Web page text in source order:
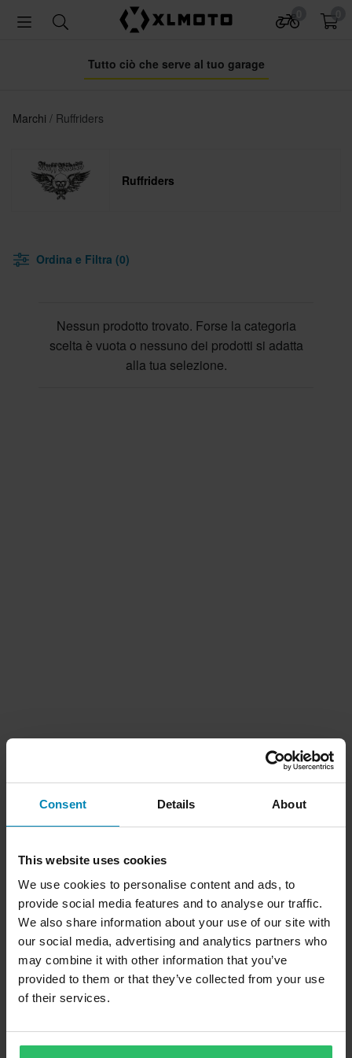
Consent Details About
This website uses cookies
We use cookies to personalise content and ads, to
provide social media features and to analyse our traffic.
We also share information about your use of our site with
our social media, advertising and analytics partners who
may combine it with other information that you’ve
provided to them or that they’ve collected from your use
of their services.
Tutto ciò che serve al tuo garage
Marchi Ruffriders
Ruffriders
Ordina e Filtra (0)
Nessun prodotto trovato. Forse la categoria
scelta è vuota o nessuno dei prodotti si adatta
alla tua selezione.